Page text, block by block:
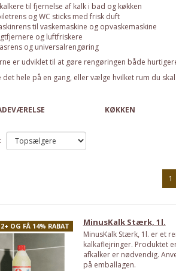
til fjernelse af kalk i bad og køkken
og WC sticks med frisk duft
til vaskemaskine og opvaskemaskine
og luftfriskere
og universalrengøring
er udviklet til at gøre rengøringen både
det hele på en gang, eller vælge hvilket rum du
KØKKEN
1
OG FÅ 14% RABAT MinusKalk Stærk, 1l.
MinusKalk Stærk, 1l. er et
kalkaflejringer. Produktet
afkalker er nødvendig.
på emballagen.